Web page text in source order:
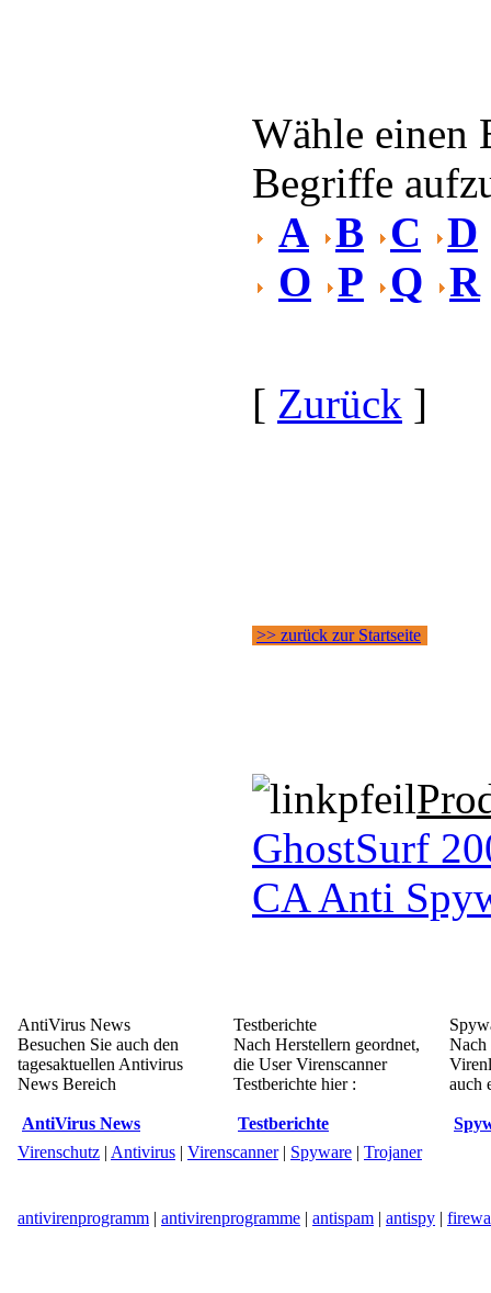
Wähle einen
Begriffe
A B C
D
O P Q R
[ Zurück ]
>> zurück zur Startseite
GhostSurf
CA Anti
AntiVirus News
Besuchen Sie auch den
tagesaktuellen Antivirus
News Bereich
AntiVirus News
Testberichte
Nach Herstellern geordnet,
die User Virenscanner
Testberichte hier :
Testberichte
Nach
auch
Virenschutz | Antivirus | Virenscanner| Spyware | Trojaner
antivirenprogramm | antivirenprogramme | antispam | antispy |